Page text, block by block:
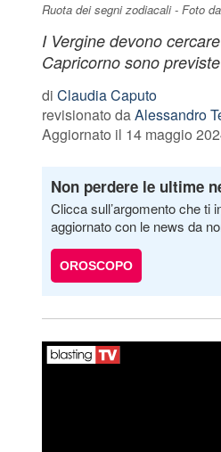
Ruota dei segni zodiacali - Foto
I Vergine devono
Capricorno sono
di Claudia Caputo
revisionato daAlessandro
Aggiornato il 14 maggio
Non perdere le ultime
Clicca sull’argomento che ti
aggiornato con le news da
OROSCOPO